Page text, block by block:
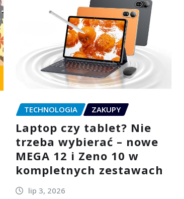
TECHNOLOGIA ZAKUPY
Laptop czy tablet? Nie
trzeba wybierać – nowe
MEGA 12 i Zeno 10 w
kompletnych zestawach
lip 3, 2026